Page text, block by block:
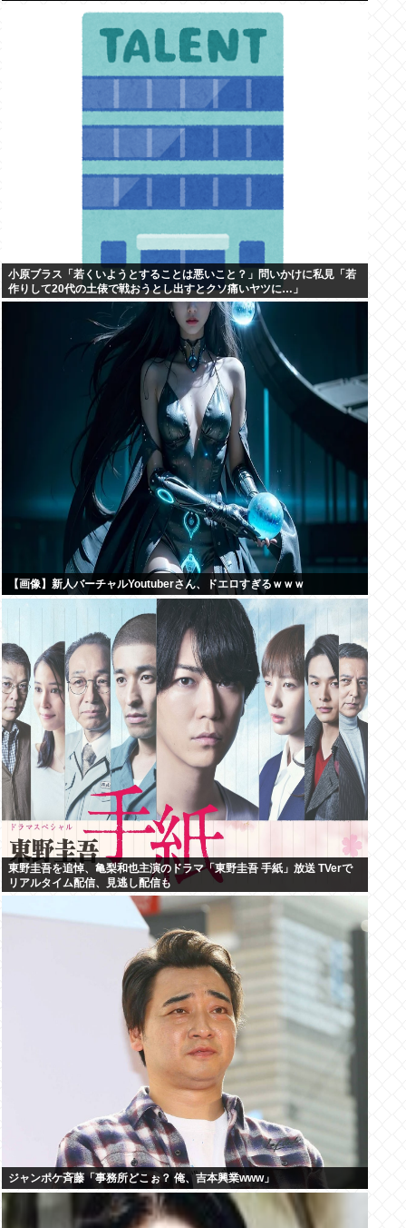
小原ブラス「若くいようとすることは悪いこと？」問いかけに私見「若
作りして20代の土俵で戦おうとし出すとクソ痛いヤツに…」
【画像】新人バーチャルYoutuberさん、ドエロすぎるｗｗｗ
東野圭吾を追悼、亀梨和也主演のドラマ「東野圭吾 手紙」放送 TVerで
リアルタイム配信、見逃し配信も
ジャンポケ斉藤「事務所どこぉ？ 俺、吉本興業www」